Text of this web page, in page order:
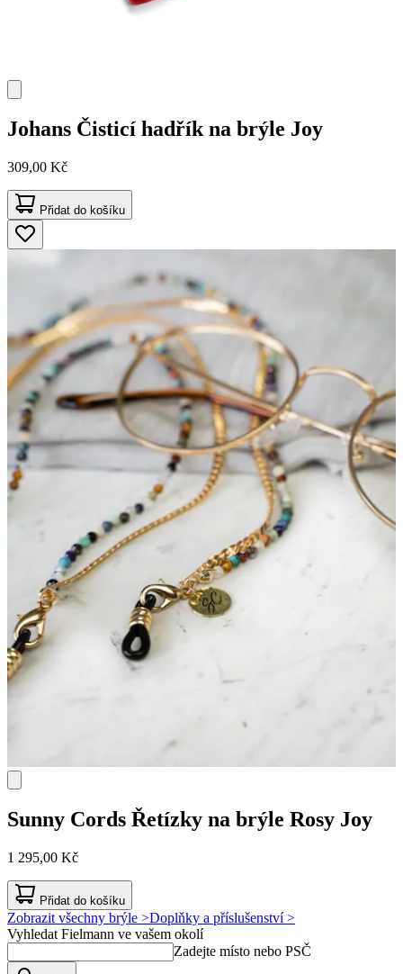
Johans Čisticí hadřík na brýle Joy
309,00 Kč
Přidat do košíku
Sunny Cords Řetízky na brýle Rosy Joy
1 295,00 Kč
Přidat do košíku
Zobrazit všechny brýle >Doplňky a příslušenství >
Vyhledat Fielmann ve vašem okolí
Zadejte místo nebo PSČ